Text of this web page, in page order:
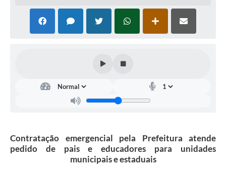
Contratos
Carta de Serviços
Contas Públicas
Contratação emergencial pela Prefeitura atende
pedido de pais e educadores para unidades
municipais e estaduais